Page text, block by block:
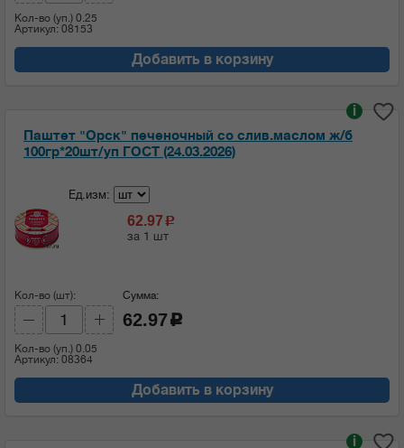
Кол-во (уп.) 0.25
Артикул: 08153
Добавить в корзину
Паштет "Орск" печеночный со слив.маслом ж/б
100гр*20шт/уп ГОСТ (24.03.2026)
i
Ед.изм:
62.97 c
за 1 шт
Кол-во (шт):
Кол-во (уп.) 0.05
Артикул: 08364
Сумма:
62.97 c
Добавить в корзину
i